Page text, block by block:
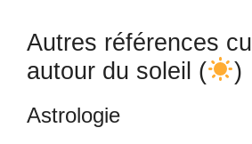
Autres références
autour du soleil (
)
Astrologie